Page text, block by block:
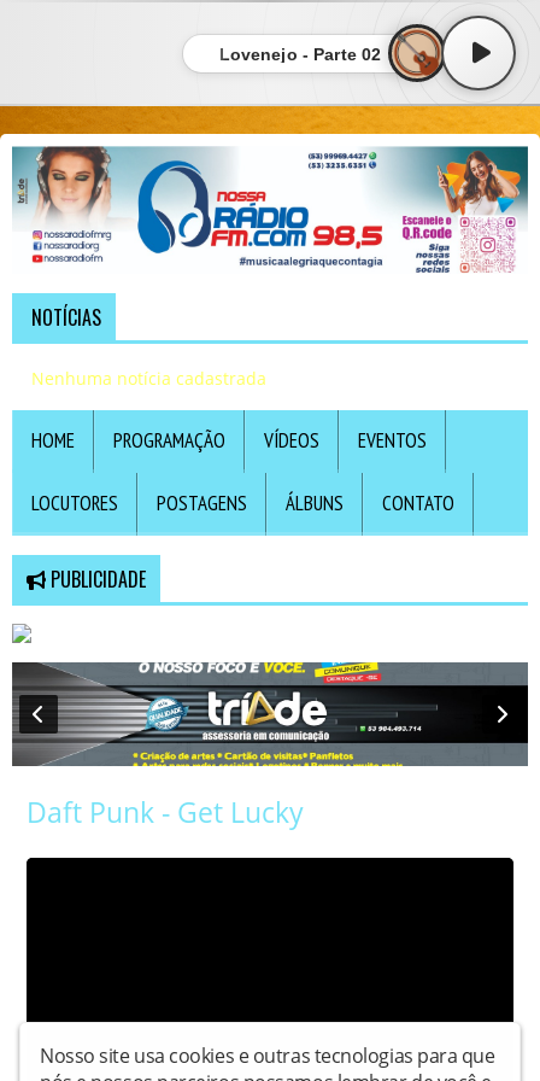
Lovenejo - Parte 02
NOTÍCIAS
Nenhuma notícia cadastrada
HOME PROGRAMAÇÃO VÍDEOS EVENTOS
LOCUTORES POSTAGENS ÁLBUNS CONTATO
PUBLICIDADE
Daft Punk - Get Lucky
Nosso site usa cookies e outras tecnologias para que